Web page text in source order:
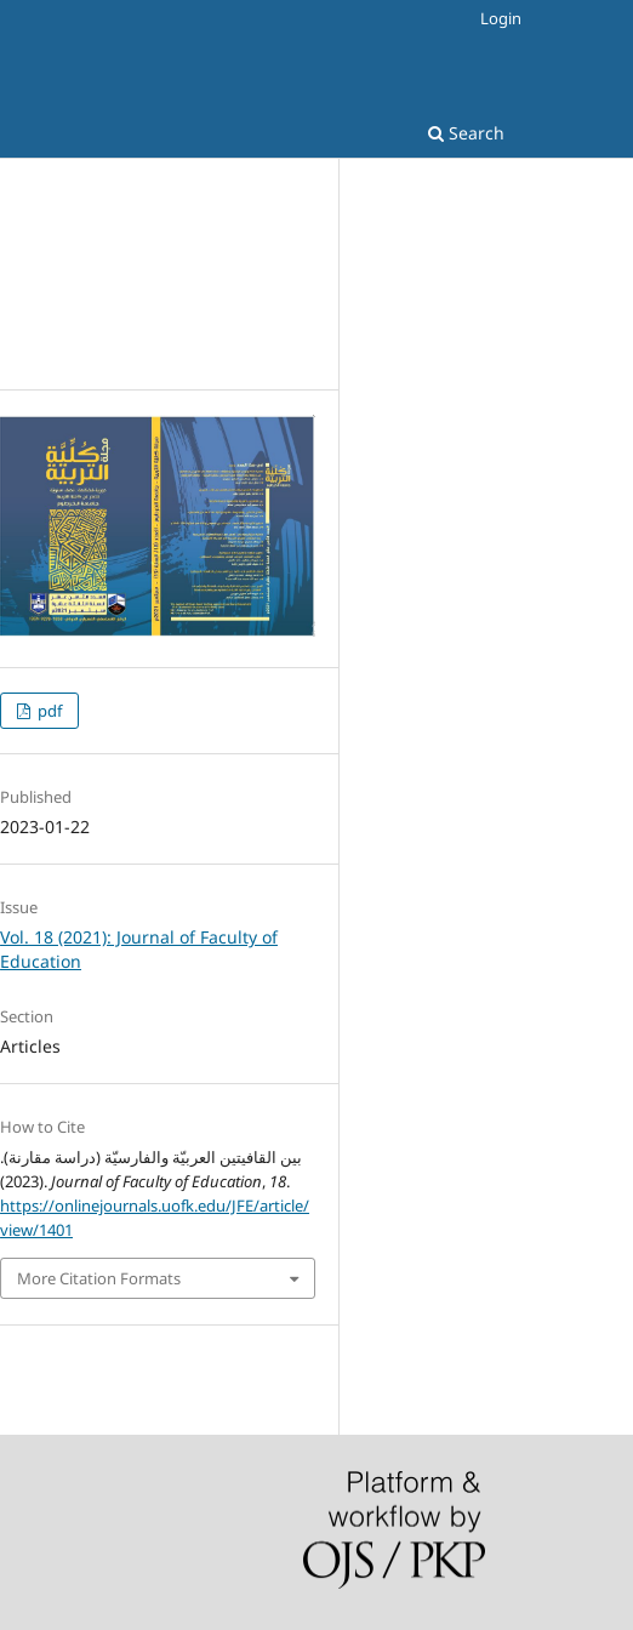
Search
Login
pdf
Published
2023-01-22
Issue
Vol. 18 (2021): Journal of Faculty of
Education
Section
Articles
How to Cite
بين القافيتين العربيّة والفارسيّة (دراسة مقارنة).
(2023).Journal of Faculty of Education, 18.
https://onlinejournals.uofk.edu/JFE/article/
view/1401
More Citation Formats